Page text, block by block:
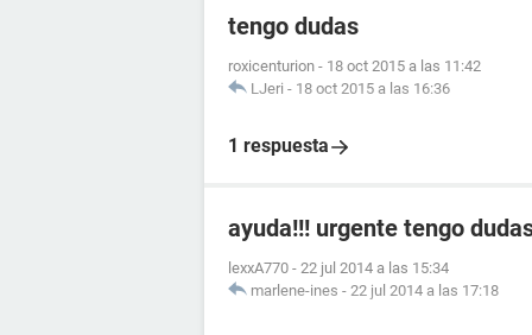
tengo dudas
roxicenturion - 18 oct 2015 a las 11:42
LJeri - 18 oct 2015 a las 16:36
1 respuesta
ayuda!!! urgente tengo
lexxA770 - 22 jul 2014 a las 15:34
marlene-ines - 22 jul 2014 a las 17:18